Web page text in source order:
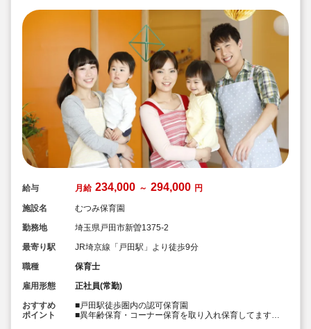
給与 月給 234,000 ～ 294,000 円
施設名
むつみ保育園
勤務地
埼玉県戸田市新曽1375-2
最寄り駅
JR埼京線「戸田駅」より徒歩9分
職種
保育士
雇用形態
正社員(常勤)
おすすめ
ポイント
■戸田駅徒歩圏内の認可保育園
■異年齢保育・コーナー保育を取り入れ保育してます